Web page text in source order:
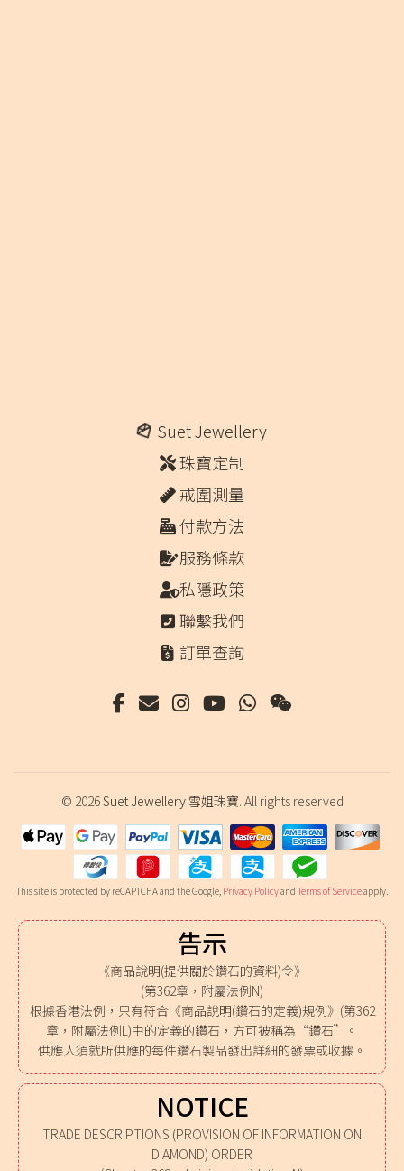
Suet Jewellery
珠寶定制
戒圍測量
付款方法
服務條款
私隱政策
聯繫我們
訂單查詢
© 2026Suet Jewellery 雪姐珠寶. All rights reserved
This site is protected by reCAPTCHA and the Google, Privacy Policyand Terms of Serviceapply.
告示
《商品說明(提供關於鑽石的資料)令》
(第362章，附屬法例N)
根據香港法例，只有符合《商品說明(鑽石的定義)規例》(第362
章，附屬法例L)中的定義的鑽石，方可被稱為“鑽石”。
供應人須就所供應的每件鑽石製品發出詳細的發票或收據。
NOTICE
TRADE DESCRIPTIONS (PROVISION OF INFORMATION ON
DIAMOND) ORDER